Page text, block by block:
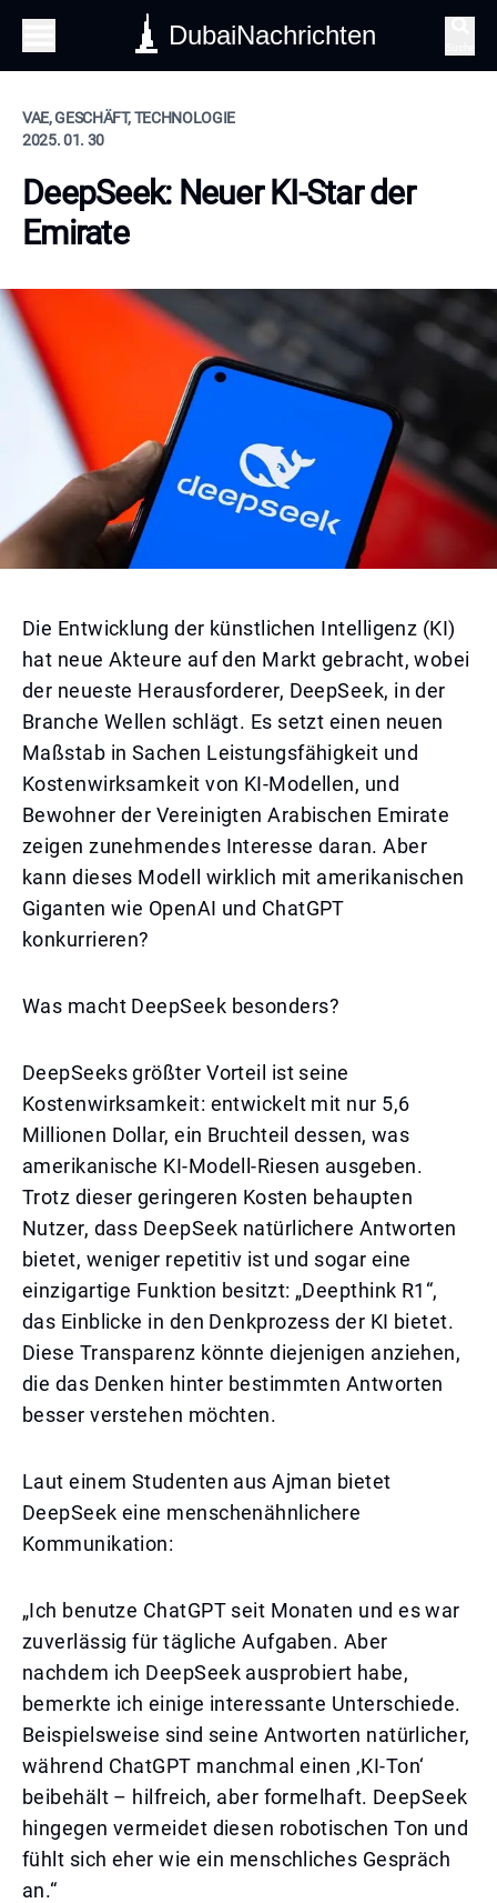
DubaiNachrichten
VAE, GESCHÄFT, TECHNOLOGIE
2025. 01. 30
DeepSeek: Neuer KI-Star der
Emirate
Die Entwicklung der künstlichen Intelligenz (KI)
hat neue Akteure auf den Markt gebracht, wobei
der neueste Herausforderer, DeepSeek, in der
Branche Wellen schlägt. Es setzt einen neuen
Maßstab in Sachen Leistungsfähigkeit und
Kostenwirksamkeit von KI-Modellen, und
Bewohner der Vereinigten Arabischen Emirate
zeigen zunehmendes Interesse daran. Aber
kann dieses Modell wirklich mit amerikanischen
Giganten wie OpenAI und ChatGPT
konkurrieren?
Was macht DeepSeek besonders?
DeepSeeks größter Vorteil ist seine
Kostenwirksamkeit: entwickelt mit nur 5,6
Millionen Dollar, ein Bruchteil dessen, was
amerikanische KI-Modell-Riesen ausgeben.
Trotz dieser geringeren Kosten behaupten
Nutzer, dass DeepSeek natürlichere Antworten
bietet, weniger repetitiv ist und sogar eine
einzigartige Funktion besitzt: „Deepthink R1“,
das Einblicke in den Denkprozess der KI bietet.
Diese Transparenz könnte diejenigen anziehen,
die das Denken hinter bestimmten Antworten
besser verstehen möchten.
Laut einem Studenten aus Ajman bietet
DeepSeek eine menschenähnlichere
Kommunikation:
„Ich benutze ChatGPT seit Monaten und es war
zuverlässig für tägliche Aufgaben. Aber
nachdem ich DeepSeek ausprobiert habe,
bemerkte ich einige interessante Unterschiede.
Beispielsweise sind seine Antworten natürlicher,
während ChatGPT manchmal einen ‚KI-Ton‘
beibehält – hilfreich, aber formelhaft. DeepSeek
hingegen vermeidet diesen robotischen Ton und
fühlt sich eher wie ein menschliches Gespräch
an.“